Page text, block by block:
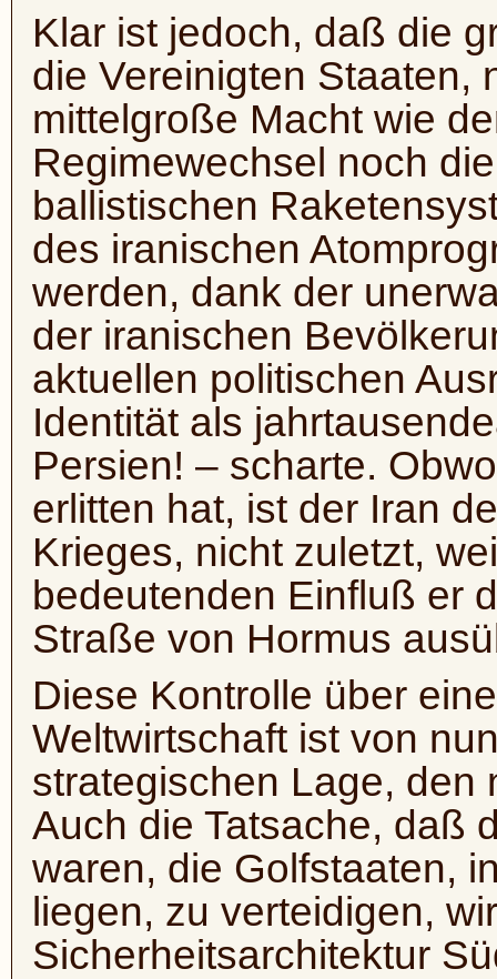
Klar ist jedoch, daß die
die Vereinigten Staaten,
mittelgroße Macht wie
Regimewechsel noch
ballistischen
des iranischen
werden, dank der
der iranischen
aktuellen politischen
Identität als
Persien! – scharte.
erlitten hat, ist der Iran
Krieges, nicht zuletzt,
bedeutenden Einfluß er
Straße von Hormus
Diese Kontrolle über
Weltwirtschaft ist von
strategischen Lage, den
Auch die Tatsache, daß
waren, die Golfstaaten,
liegen, zu verteidigen,
Sicherheitsarchitektur